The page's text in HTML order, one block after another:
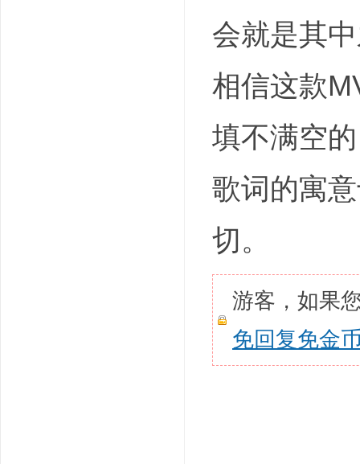
会就是其
相信这款
填不满空
歌词的寓
切。
游客，如果
免回复免金